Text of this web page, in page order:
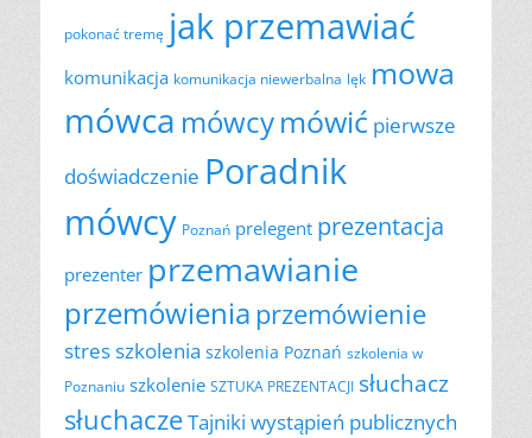
pokonać tremę jak przemawiać
komunikacja komunikacja niewerbalna lęk mowa
mówca mówcymówić pierwsze
doświadczenie Poradnik
mówcy Poznań prelegent prezentacja
prezenter przemawianie
przemówieniaprzemówienie
stresszkolenia szkolenia Poznań szkolenia w
Poznaniu szkolenie SZTUKA PREZENTACJI słuchacz
słuchaczeTajniki wystąpień publicznych